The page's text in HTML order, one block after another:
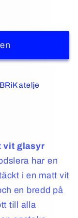
atelje
vit glasyr
har en
i en matt vit
en bredd på
till alla